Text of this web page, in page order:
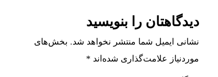
دیدگاهتان را بنویسید
نشانی ایمیل شما منتشر نخواهد شد. بخش‌های
موردنیاز علامت‌گذاری شده‌اند *